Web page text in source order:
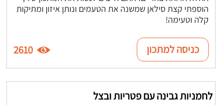
הוספתי קצת סילאן שמשנה את הטעמים ונותן איזון ומתיקות
קלה וטעימה!
כניסה למתכון 2610
לחמניות גבינה עם פטריות ובצל